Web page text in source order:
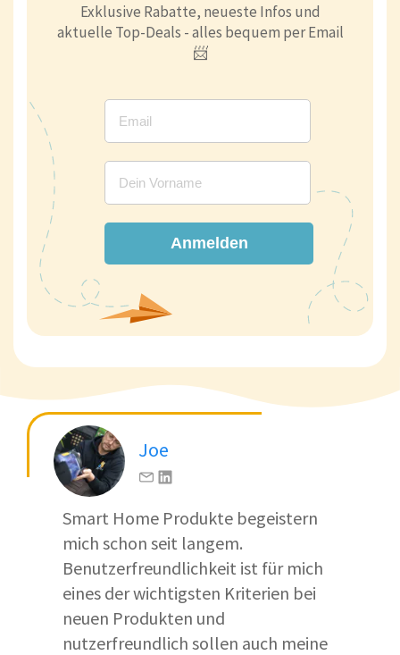
Exklusive Rabatte, neueste Infos und
aktuelle Top-Deals - alles bequem per Email
📨
Anmelden
Joe
Smart Home Produkte begeistern
mich schon seit langem.
Benutzerfreundlichkeit ist für mich
eines der wichtigsten Kriterien bei
neuen Produkten und
nutzerfreundlich sollen auch meine